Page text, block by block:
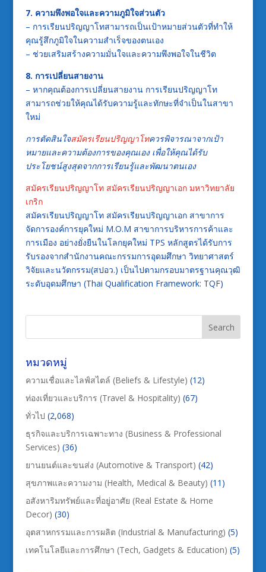
7. ความพึงพอใจและความภูมิใจส่วนตัว
– การเรียนปริญญาโทสามารถเป็นเป้าหมายส่วนตัวที่ทำให้
คุณรู้สึกภูมิใจในความสำเร็จของตนเอง
– ช่วยเสริมสร้างความมั่นใจและความพึงพอใจในชีวิต
8. การเปลี่ยนสายงาน
– หากคุณต้องการเปลี่ยนสายงาน การเรียนปริญญาโท
สามารถช่วยให้คุณได้รับความรู้และทักษะที่จำเป็นในสาขา
ใหม่
การตัดสินใจสมัครเรียนปริญญาโทควรพิจารณาจากเป้า
หมายและความต้องการของคุณเอง เพื่อให้คุณได้รับ
ประโยชน์สูงสุดจากการเรียนรู้และพัฒนาตนเอง
สมัครเรียนปริญญาโท สมัครเรียนปริญญาเอก มหาวิทยาลัย
เกริก
สมัครเรียนปริญญาโท สมัครเรียนปริญญาเอก สาขาการ
จัดการองค์การยุคใหม่ M.O.M สาขาการบริหารการค้าและ
การเมือง อย่างยั่งยืนในโลกยุคใหม่ TPS หลักสูตรได้รับการ
รับรองจากสำนักงานคณะกรรมการอุดมศึกษา วิทยาศาสตร์
วิจัยและนวัตกรรม(สปอว.) เป็นไปตามกรอบมาตรฐานคุณวุฒิ
ระดับอุดมศึกษา (Thai Qualification Framework: TQF)
หมวดหมู่
ความเชื่อและไลฟ์สไตล์ (Beliefs & Lifestyle) (12)
ท่องเที่ยวและบริการ (Travel & Hospitality) (67)
ทั่วไป (2,068)
ธุรกิจและบริการเฉพาะทาง (Business & Professional
Services) (36)
ยานยนต์และขนส่ง (Automotive & Transport) (42)
สุขภาพและความงาม (Health, Medical & Beauty) (11)
อสังหาริมทรัพย์และที่อยู่อาศัย (Real Estate & Home
Decor) (30)
อุตสาหกรรมและการผลิต (Industrial & Manufacturing) (5)
เทคโนโลยีและการศึกษา (Tech, Gadgets & Education) (5)